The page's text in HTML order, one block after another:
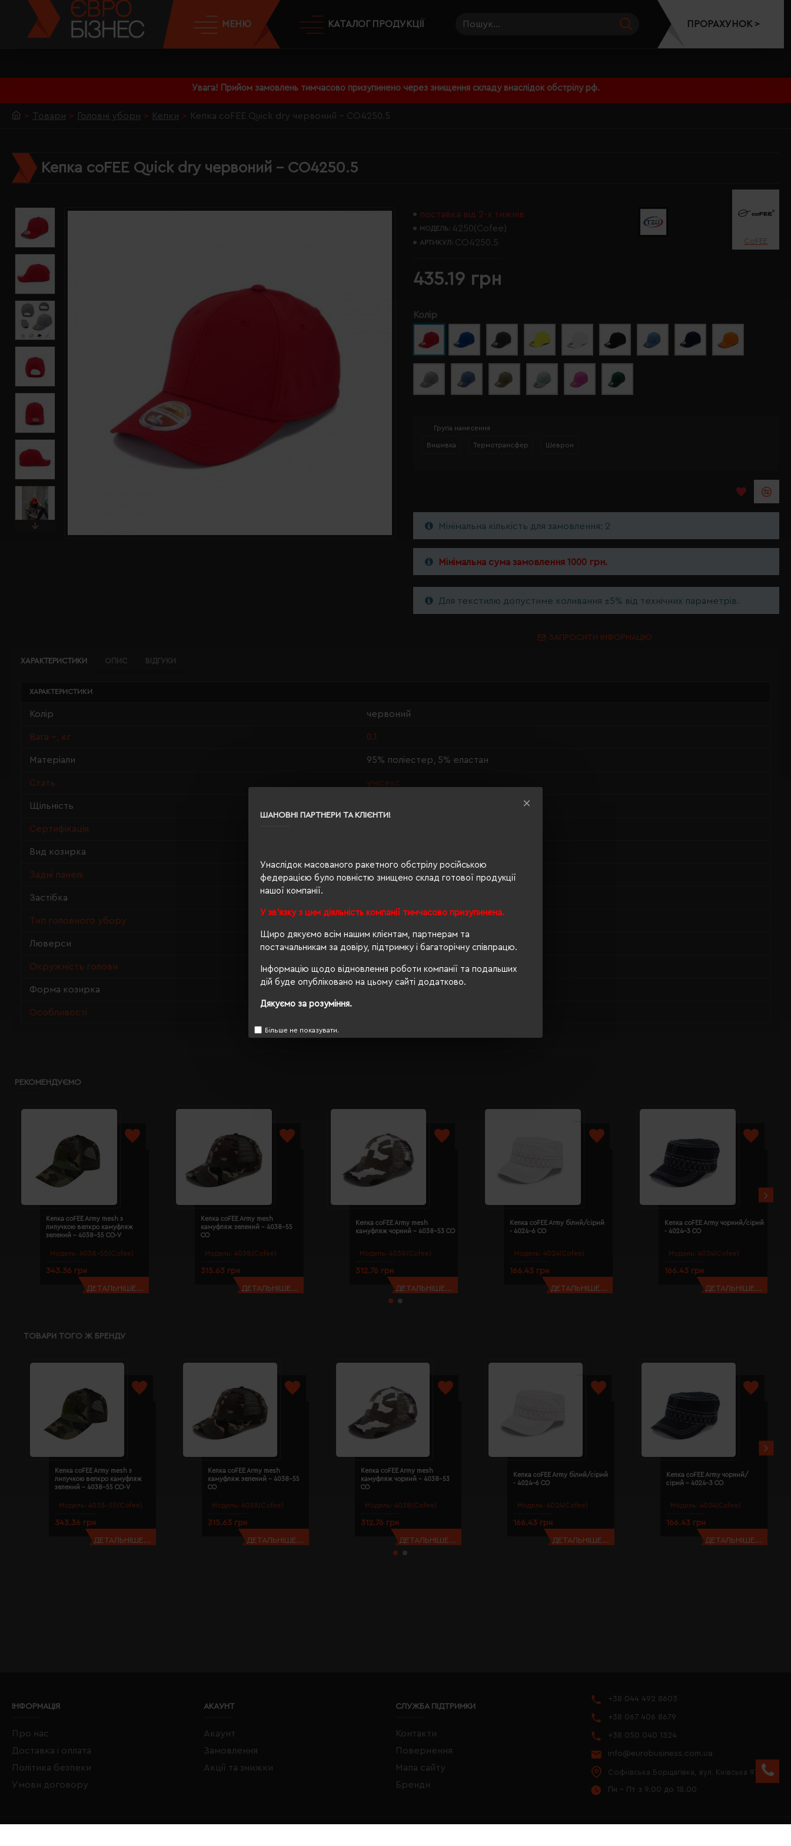
ШАНОВНІ ПАРТНЕРИ ТА КЛІЄНТИ!
Унаслідок масованого ракетного обстрілу російською
федерацією було повністю знищено склад готової продукції
нашої компанії.
У зв'язку з цим діяльність компанії тимчасово призупинена.
Щиро дякуємо всім нашим клієнтам, партнерам та
постачальникам за довіру, підтримку і багаторічну співпрацю.
Інформацію щодо відновлення роботи компанії та подальших
дій буде опубліковано на цьому сайті додатково.
Дякуємо за розуміння.
Більше не показувати.
Увага! Прийом замовлень тимчасово призупинено через знищення складу внаслідок обстрілу рф.
МЕНЮ КАТАЛОГ ПРОДУКЦІЇ ПРОРАХУНОК >
Товари Головні убори Кепки Кепка coFEE Quick dry червоний - CO4250.5
Кепка coFEE Quick dry червоний - CO4250.5
поставка від 2-х тижнів
МОДЕЛЬ: 4250(Cofee)
АРТИКУЛ: CO4250.5 CoFEE
435.19 грн
Колір
Група нанесення
Вишивка Термотрансфер Шеврон
Мінімальна кількість для замовлення: 2
Мінімальна сума замовлення 1000 грн.
Для текстилю допустиме коливання ±5% від технічних параметрів.
ЗАПРОСИТИ ІНФОРМАЦІЮ
ХАРАКТЕРИСТИКИ ОПИС ВІДГУКИ
ХАРАКТЕРИСТИКИ
Колір червоний
Вага ~, кг 0.1
Матеріали 95% поліестер, 5% еластан
Стать унісекс
Щільність
Сертифікація
Вид козирка
Задні панелі тканина
Застібка
Тип головного убору
Люверси вишивка
Окружність голови 56-58 см
Форма козирка вигнутий
Особливості
РЕКОМЕНДУЄМО
Модель: 4038-55(Cofee)
Кепка coFEE Army mesh з
липучкою велкро камуфляж
зелений - 4038-55 CO-V
343.36 грн
ДЕТАЛЬНІШЕ...
Модель: 4038(Cofee)
Кепка coFEE Army mesh
камуфляж зелений - 4038-55
CO
315.63 грн
ДЕТАЛЬНІШЕ...
Модель: 4038(Cofee)
Кепка coFEE Army mesh
камуфляж чорний - 4038-53 CO
312.76 грн
ДЕТАЛЬНІШЕ...
Модель: 4024(Cofee)
Кепка coFEE Army білий/сірий
- 4024-6 CO
166.43 грн
ДЕТАЛЬНІШЕ...
Модель: 4024(Cofee)
Кепка coFEE Army чорний/сірий
- 4024-3 CO
166.43 грн
ДЕТАЛЬНІШЕ...
ТОВАРИ ТОГО Ж БРЕНДУ
Модель: 4038-55(Cofee)
Кепка coFEE Army mesh з
липучкою велкро камуфляж
зелений - 4038-55 CO-V
343.36 грн
ДЕТАЛЬНІШЕ...
Модель: 4038(Cofee)
Кепка coFEE Army mesh
камуфляж зелений - 4038-55
CO
315.63 грн
ДЕТАЛЬНІШЕ...
Модель: 4038(Cofee)
Кепка coFEE Army mesh
камуфляж чорний - 4038-53
CO
312.76 грн
ДЕТАЛЬНІШЕ...
Модель: 4024(Cofee)
Кепка coFEE Army білий/сірий
- 4024-6 CO
166.43 грн
ДЕТАЛЬНІШЕ...
Модель: 4024(Cofee)
Кепка coFEE Army чорний/
сірий - 4024-3 CO
166.43 грн
ДЕТАЛЬНІШЕ...
ІНФОРМАЦІЯ
Про нас
Доставка і оплата
Політика безпеки
Умови договору
АКАУНТ
Акаунт
Замовлення
Акції та знижки
СЛУЖБА ПІДТРИМКИ
Контакти
Повернення
Мапа сайту
Бренди
+38 044 492 8603
+38 067 406 8679
+38 050 040 1324
info@eurobusiness.com.ua
Софіївська Борщагівка, вул. Київська 97
Пн - Пт з 9.00 до 18.00